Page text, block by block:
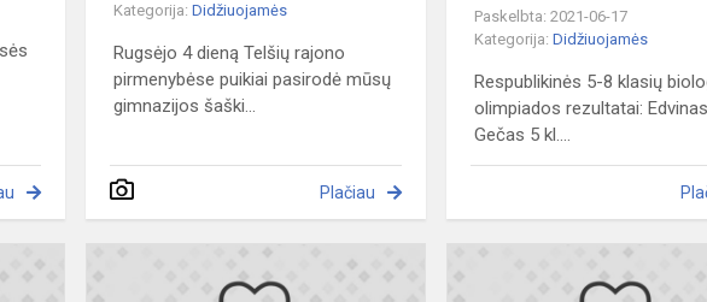
Kategorija:Didžiuojamės
Rugsėjo 4 dieną Telšių rajono
pirmenybėse puikiai pasirodė mūsų
gimnazijos šaški...
Plačiau
Paskelbta: 2021-06-17
Kategorija:Didžiuojamės
Respublikinės 5-8 klasių
olimpiados rezultatai: Edvinas
Gečas 5 kl....